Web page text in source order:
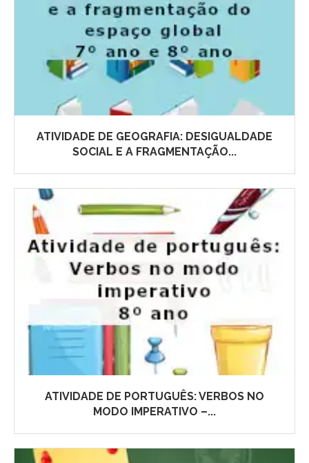
ATIVIDADE DE GEOGRAFIA: DESIGUALDADE
SOCIAL E A FRAGMENTAÇÃO...
ATIVIDADE DE PORTUGUÊS: VERBOS NO
MODO IMPERATIVO –...